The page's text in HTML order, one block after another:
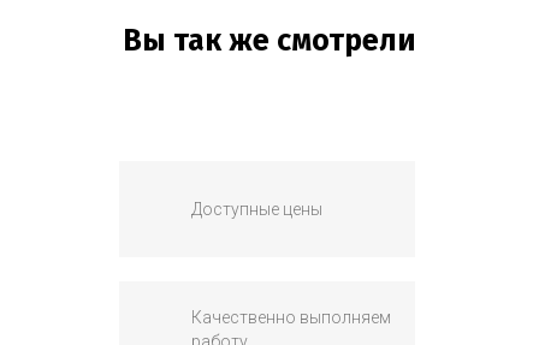
Вы так же смотрели
Доступные цены
Качественно выполняем